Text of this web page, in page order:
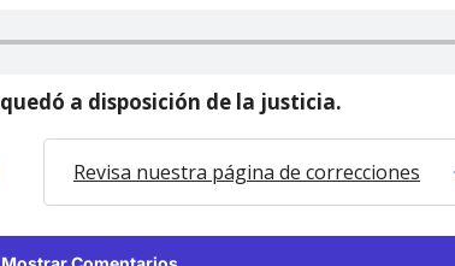
quedó a disposición de la justicia.
Revisa nuestra página de correcciones